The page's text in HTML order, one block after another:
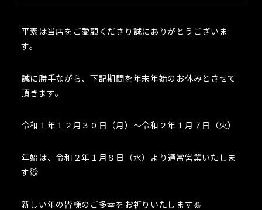
平素は当店をご愛顧くださり誠にありがとうございま
す。
誠に勝手ながら、下記期間を年末年始のお休みとさせて
頂きます。
令和１年１２月３０日（月）～令和２年１月７日（火）
年始は、令和２年１月８日（水）より通常営業いたしま
す🐭
新しい年の皆様のご多幸をお祈りいたします🎍